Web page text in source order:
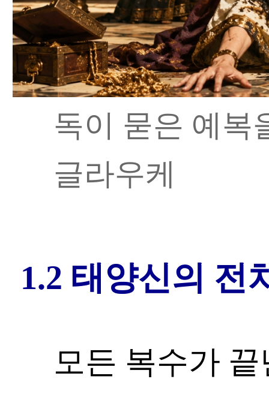
독이 묻은 예복
글라우케
1.2 태양신의 전
모든 복수가